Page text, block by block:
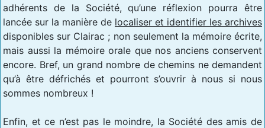
adhérents de la Société, qu’une réflexion pourra être
lancée sur la manière de localiser et identifier les archives
disponibles sur Clairac ; non seulement la mémoire écrite,
mais aussi la mémoire orale que nos anciens conservent
encore. Bref, un grand nombre de chemins ne demandent
qu’à être défrichés et pourront s’ouvrir à nous si nous
sommes nombreux !
Enfin, et ce n’est pas le moindre, la Société des amis de